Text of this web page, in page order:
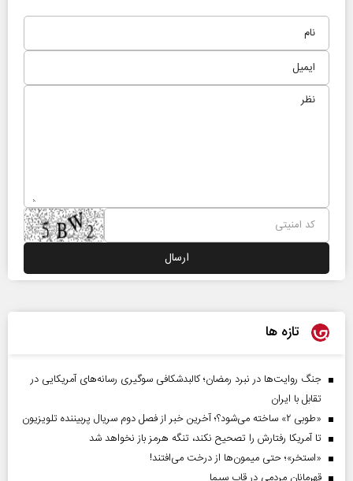
تازه ها
جنگ روایت‌ها در نبرد رمضان؛ کالبدشکافی سوگیری رسانه‌های آمریکایی در
تقابل با ایران
«طوبی ۲» ساخته می‌شود؟؛ آخرین خبر از فصل دوم سریال پربیننده تلویزیون
تا آمریکا رفتارش را تصحیح نکند، تنگه هرمز باز نخواهد شد
«استخر»‌‌؛ حتی میمون‌ها از درخت می‌افتند!